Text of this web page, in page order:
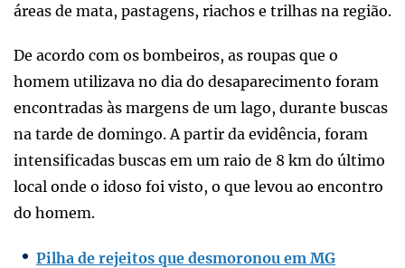
áreas de mata, pastagens, riachos e trilhas na região.
De acordo com os bombeiros, as roupas que o
homem utilizava no dia do desaparecimento foram
encontradas às margens de um lago, durante buscas
na tarde de domingo. A partir da evidência, foram
intensificadas buscas em um raio de 8 km do último
local onde o idoso foi visto, o que levou ao encontro
do homem.
Pilha de rejeitos que desmoronou em MG